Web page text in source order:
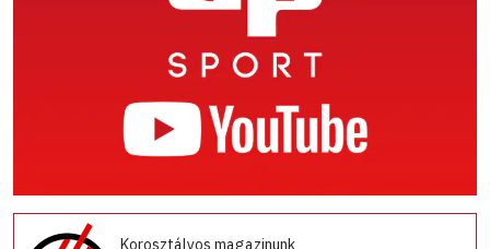
Korosztályos magazinunk